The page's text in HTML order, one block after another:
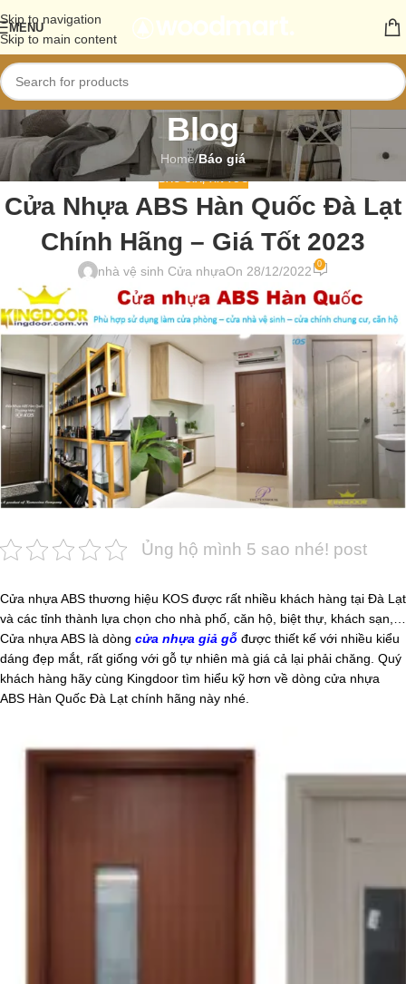
Skip to navigation
Skip to main content
MENU
Blog
Home/Báo giá
BÁO GIÁ,TIN TỨC
Cửa Nhựa ABS Hàn Quốc Đà Lạt
Chính Hãng – Giá Tốt 2023
nhà vệ sinh Cửa nhựaOn 28/12/2022 0
Ủng hộ mình 5 sao nhé! post
Cửa nhựa ABS thương hiệu KOS được rất nhiều khách hàng tại Đà Lạt
và các tỉnh thành lựa chọn cho nhà phố, căn hộ, biệt thự, khách sạn,…
Cửa nhựa ABS là dòng cửa nhựa giả gỗ được thiết kế với nhiều kiểu
dáng đẹp mắt, rất giống với gỗ tự nhiên mà giá cả lại phải chăng. Quý
khách hàng hãy cùng Kingdoor tìm hiểu kỹ hơn về dòng cửa nhựa
ABS Hàn Quốc Đà Lạt chính hãng này nhé.